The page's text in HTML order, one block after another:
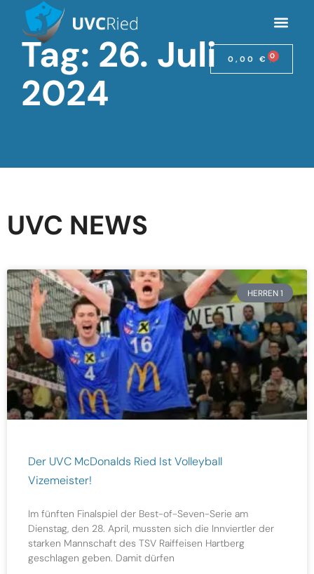
0,00 € 0
Tag: 26. Juli
2024
UVC NEWS
HERREN 1
Der UVC McDonalds Ried Ist Volleyball
Vizemeister!
Im fünften Finalspiel der Best-of-Seven-Serie am
Dienstag, den 28. April, mussten sich die Innviertler der
starken Mannschaft des TSV Raiffeisen Hartberg
geschlagen geben. Damit dürfen